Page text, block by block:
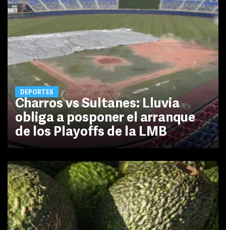
DEPORTES
Charros vs Sultanes: Lluvia
obliga a posponer el arranque
de los Playoffs de la LMB